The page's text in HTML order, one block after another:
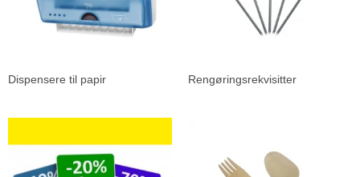
Dispensere til papir Rengøringsrekvisitter